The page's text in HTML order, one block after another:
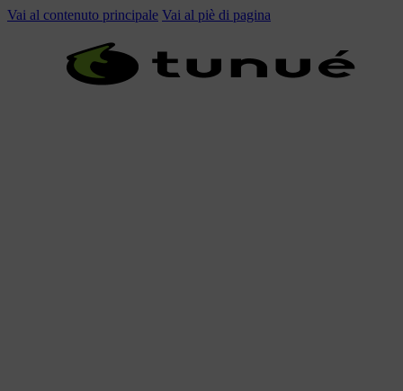
Vai al contenuto principale Vai al piè di pagina